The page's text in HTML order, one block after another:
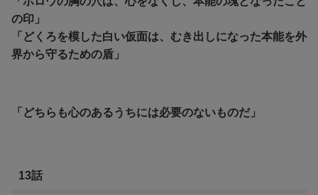
の印」
「どくろを模した白い仮面は、むき出しになった本能を外
界から守るための盾」
「どちらも心のあるうちには必要のないものだ」
13話